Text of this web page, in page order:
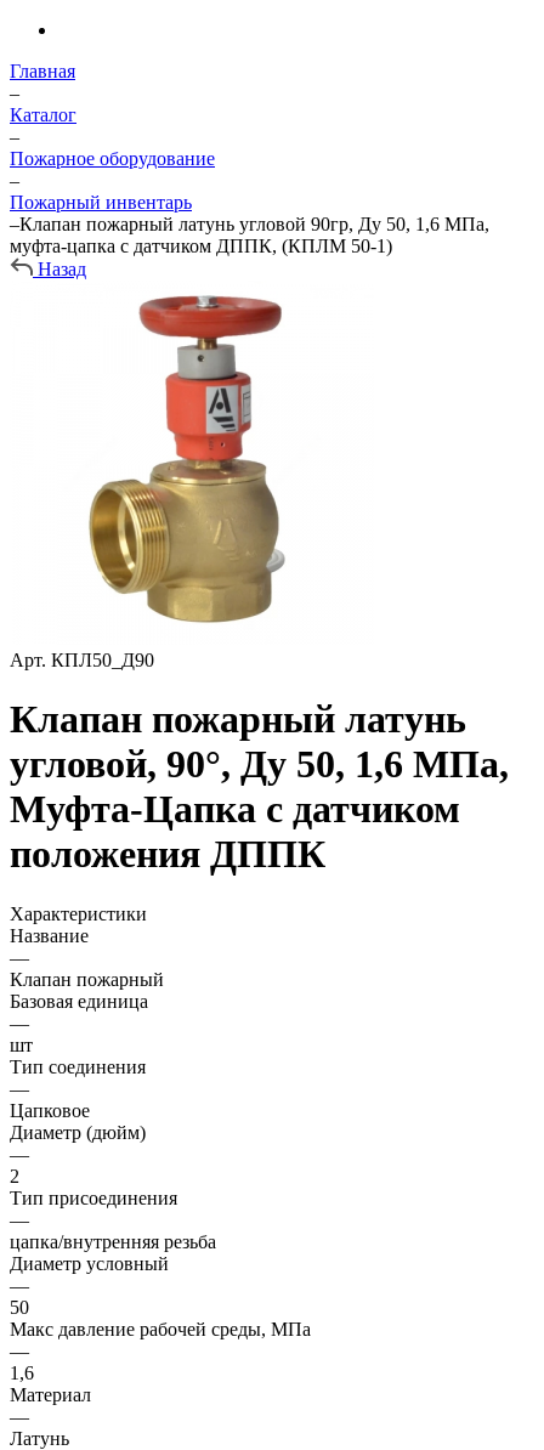
Главная
–
Каталог
–
Пожарное оборудование
–
Пожарный инвентарь
–Клапан пожарный латунь угловой 90гр, Ду 50, 1,6 МПа,
муфта-цапка с датчиком ДППК, (КПЛМ 50-1)
Назад
Арт. КПЛ50_Д90
Клапан пожарный латунь
угловой, 90°, Ду 50, 1,6 МПа,
Муфта-Цапка с датчиком
положения ДППК
Характеристики
Название
—
Клапан пожарный
Базовая единица
—
шт
Тип соединения
—
Цапковое
Диаметр (дюйм)
—
2
Тип присоединения
—
цапка/внутренняя резьба
Диаметр условный
—
50
Макс давление рабочей среды, МПа
—
1,6
Материал
—
Латунь